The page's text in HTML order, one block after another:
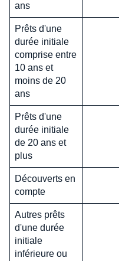
ans
Prêts d'une
durée initiale
comprise entre
10 ans et
moins de 20
ans
Prêts d'une
durée initiale
de 20 ans et
plus
Découverts en
compte
Autres prêts
d'une durée
initiale
inférieure ou